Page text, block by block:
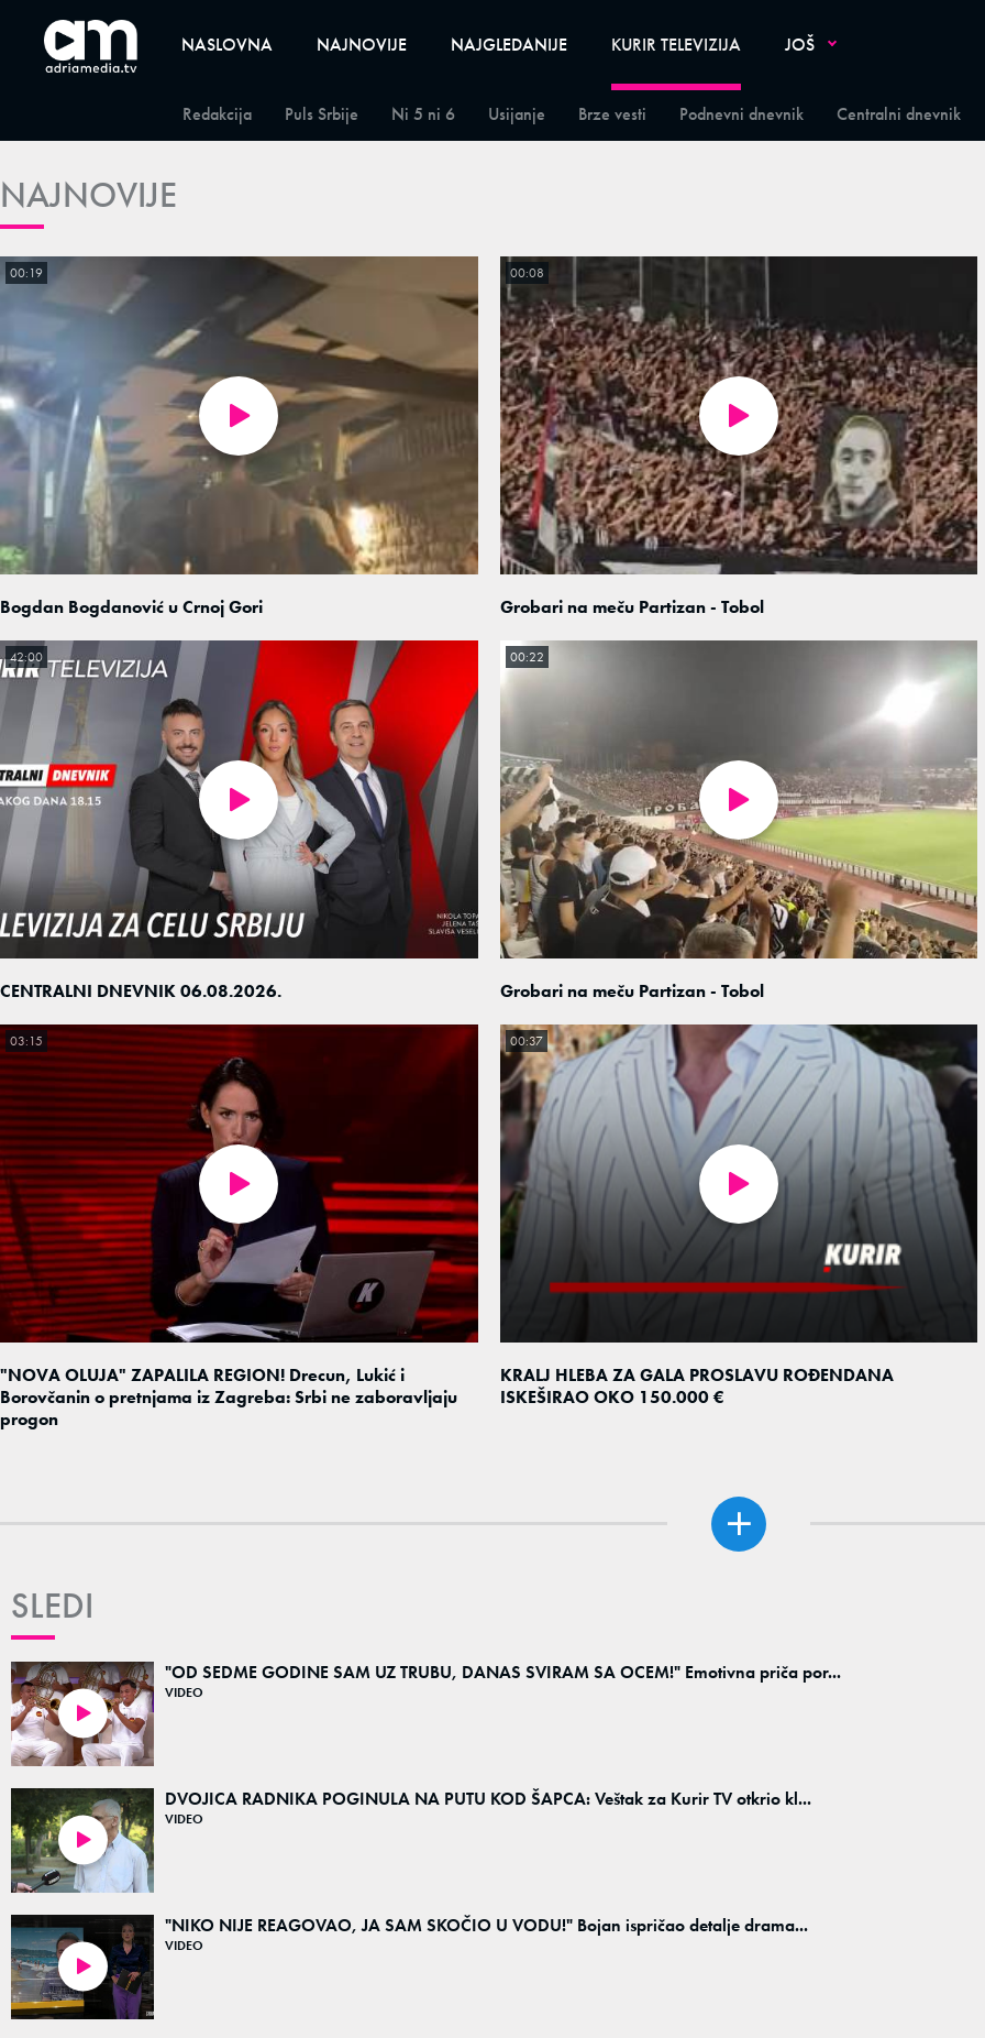
NASLOVNA NAJNOVIJE NAJGLEDANIJE KURIR TELEVIZIJA
Redakcija Puls Srbije Ni 5 ni 6 Usijanje Brze vesti Podnevni dnevnik Centralni dnevnik
JOŠ
NAJNOVIJE
Bogdan Bogdanović u Crnoj Gori
00:19
Grobari na meču Partizan - Tobol
00:08
CENTRALNI DNEVNIK 06.08.2026.
42:00
Grobari na meču Partizan - Tobol
00:22
"NOVA OLUJA" ZAPALILA REGION! Drecun, Lukić i
Borovčanin o pretnjama iz Zagreba: Srbi ne zaboravljaju
progon
03:15
KRALJ HLEBA ZA GALA PROSLAVU ROĐENDANA
ISKEŠIRAO OKO 150.000 €
00:37
SLEDI
"OD SEDME GODINE SAM UZ TRUBU, DANAS SVIRAM SA OCEM!" Emotivna priča por...
VIDEO
DVOJICA RADNIKA POGINULA NA PUTU KOD ŠAPCA: Veštak za Kurir TV otkrio kl...
VIDEO
"NIKO NIJE REAGOVAO, JA SAM SKOČIO U VODU!" Bojan ispričao detalje drama...
VIDEO